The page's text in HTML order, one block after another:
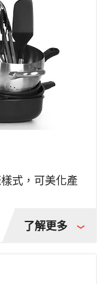
式，可美化產
了解更多